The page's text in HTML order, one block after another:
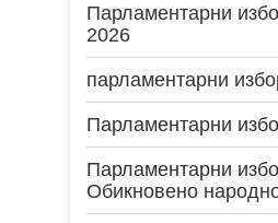
Парламентарни
2026
парламентарни
Парламентарни
Парламентарни
Обикновено